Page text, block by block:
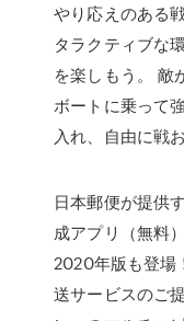
やり応えのある
タラクティブな
を楽しもう。 敵
ボートに乗って
入れ、自由に戦
日本郵便が提供
成アプリ（無料
2020年版も登場
送サービスのご